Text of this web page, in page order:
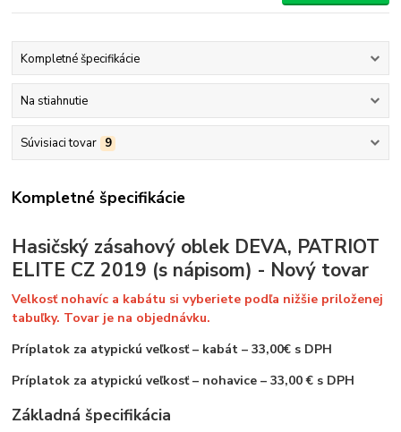
Kompletné špecifikácie
Na stiahnutie
Súvisiaci tovar 9
Kompletné špecifikácie
Hasičský zásahový oblek DEVA, PATRIOT
ELITE CZ 2019 (s nápisom) - Nový tovar
Velkosť nohavíc a kabátu si vyberiete podľa nižšie priloženej
tabuľky. Tovar je na objednávku.
Príplatok za atypickú veľkosť – kabát – 33,00€ s DPH
Príplatok za atypickú veľkosť – nohavice – 33,00 € s DPH
Základná špecifikácia